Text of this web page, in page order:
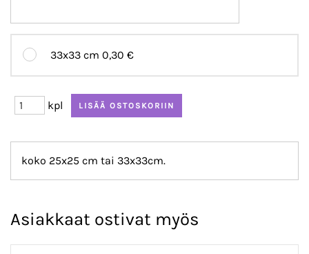
33x33 cm 0,30 €
kpl
koko 25x25 cm tai 33x33cm.
Asiakkaat ostivat myös